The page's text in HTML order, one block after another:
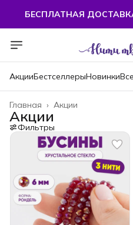
БЕСПЛАТНАЯ ДОСТАВКА
БЕСПЛАТНАЯ ДОСТАВКА
АкцииБестселлерыНовинки
Акции
Главная ›
Акции
Фильтры